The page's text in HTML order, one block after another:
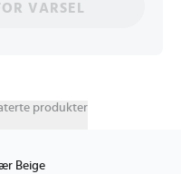
VARSEL
produkter
Beige